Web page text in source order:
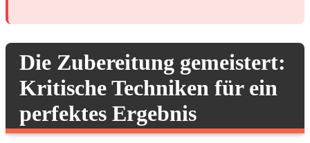
Die Zubereitung gemeistert:
Kritische Techniken für ein
perfektes Ergebnis